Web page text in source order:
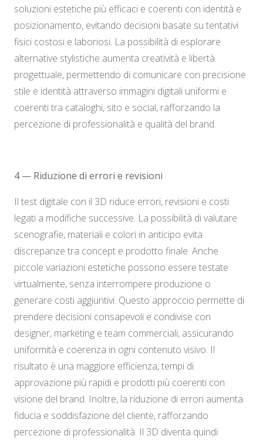
soluzioni estetiche più efficaci e coerenti con identità e
posizionamento, evitando decisioni basate su tentativi
fisici costosi e laboriosi. La possibilità di esplorare
alternative stylistiche aumenta creatività e libertà
progettuale, permettendo di comunicare con precisione
stile e identità attraverso immagini digitali uniformi e
coerenti tra cataloghi, sito e social, rafforzando la
percezione di professionalità e qualità del brand.
4 — Riduzione di errori e revisioni
Il test digitale con il 3D riduce errori, revisioni e costi
legati a modifiche successive. La possibilità di valutare
scenografie, materiali e colori in anticipo evita
discrepanze tra concept e prodotto finale. Anche
piccole variazioni estetiche possono essere testate
virtualmente, senza interrompere produzione o
generare costi aggiuntivi. Questo approccio permette di
prendere decisioni consapevoli e condivise con
designer, marketing e team commerciali, assicurando
uniformità e coerenza in ogni contenuto visivo. Il
risultato è una maggiore efficienza, tempi di
approvazione più rapidi e prodotti più coerenti con
visione del brand. Inoltre, la riduzione di errori aumenta
fiducia e soddisfazione del cliente, rafforzando
percezione di professionalità. Il 3D diventa quindi